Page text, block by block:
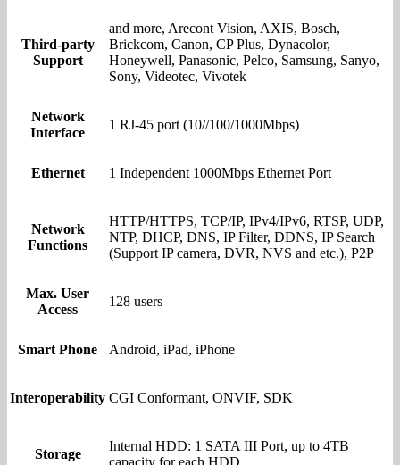
Third-party
Support
and more, Arecont Vision, AXIS, Bosch,
Brickcom, Canon, CP Plus, Dynacolor,
Honeywell, Panasonic, Pelco, Samsung, Sanyo,
Sony, Videotec, Vivotek
Network
Interface
1 RJ-45 port (10//100/1000Mbps)
Ethernet 1 Independent 1000Mbps Ethernet Port
Network
Functions
HTTP/HTTPS, TCP/IP, IPv4/IPv6, RTSP, UDP,
NTP, DHCP, DNS, IP Filter, DDNS, IP Search
(Support IP camera, DVR, NVS and etc.), P2P
Max. User
Access
128 users
Smart Phone Android, iPad, iPhone
Interoperability CGI Conformant, ONVIF, SDK
Storage
Internal HDD: 1 SATA III Port, up to 4TB
capacity for each HDD